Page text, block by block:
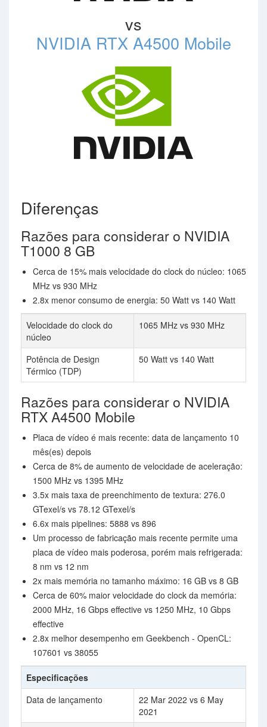
vs
NVIDIA RTX A4500 Mobile
Diferenças
Razões para considerar o NVIDIA
T1000 8 GB
Cerca de 15% mais velocidade do clock do núcleo: 1065
MHz vs 930 MHz
2.8x menor consumo de energia: 50 Watt vs 140 Watt
Velocidade do clock do
núcleo
1065 MHz vs 930 MHz
Potência de Design
Térmico (TDP)
50 Watt vs 140 Watt
Razões para considerar o NVIDIA
RTX A4500 Mobile
Placa de vídeo é mais recente: data de lançamento 10
mês(es) depois
Cerca de 8% de aumento de velocidade de aceleração:
1500 MHz vs 1395 MHz
3.5x mais taxa de preenchimento de textura: 276.0
GTexel/s vs 78.12 GTexel/s
6.6x mais pipelines: 5888 vs 896
Um processo de fabricação mais recente permite uma
placa de vídeo mais poderosa, porém mais refrigerada:
8 nm vs 12 nm
2x mais memória no tamanho máximo: 16 GB vs 8 GB
Cerca de 60% maior velocidade do clock da memória:
2000 MHz, 16 Gbps effective vs 1250 MHz, 10 Gbps
effective
2.8x melhor desempenho em Geekbench - OpenCL:
107601 vs 38055
Especificações
Data de lançamento
22 Mar 2022 vs 6 May
2021